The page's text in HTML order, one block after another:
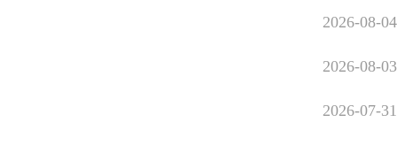
2026-08-04
2026-08-03
2026-07-31